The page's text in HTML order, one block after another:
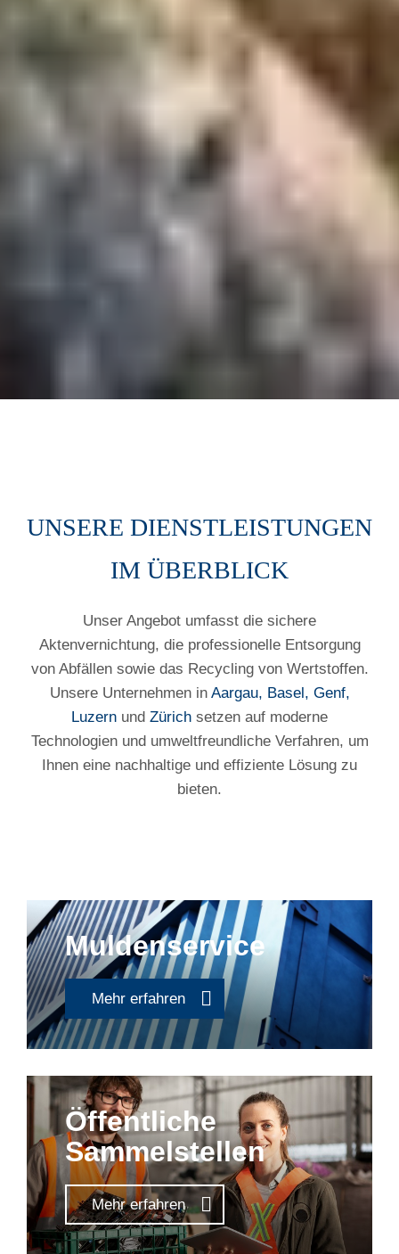
UNSERE DIENSTLEISTUNGEN
IM ÜBERBLICK
Unser Angebot umfasst die sichere
Aktenvernichtung, die professionelle Entsorgung
von Abfällen sowie das Recycling von Wertstoffen.
Unsere Unternehmen in Aargau, Basel, Genf,
Luzern und Zürich setzen auf moderne
Technologien und umweltfreundliche Verfahren, um
Ihnen eine nachhaltige und effiziente Lösung zu
bieten.
Muldenservice
Mehr erfahren
Öffentliche
Sammelstellen
Mehr erfahren